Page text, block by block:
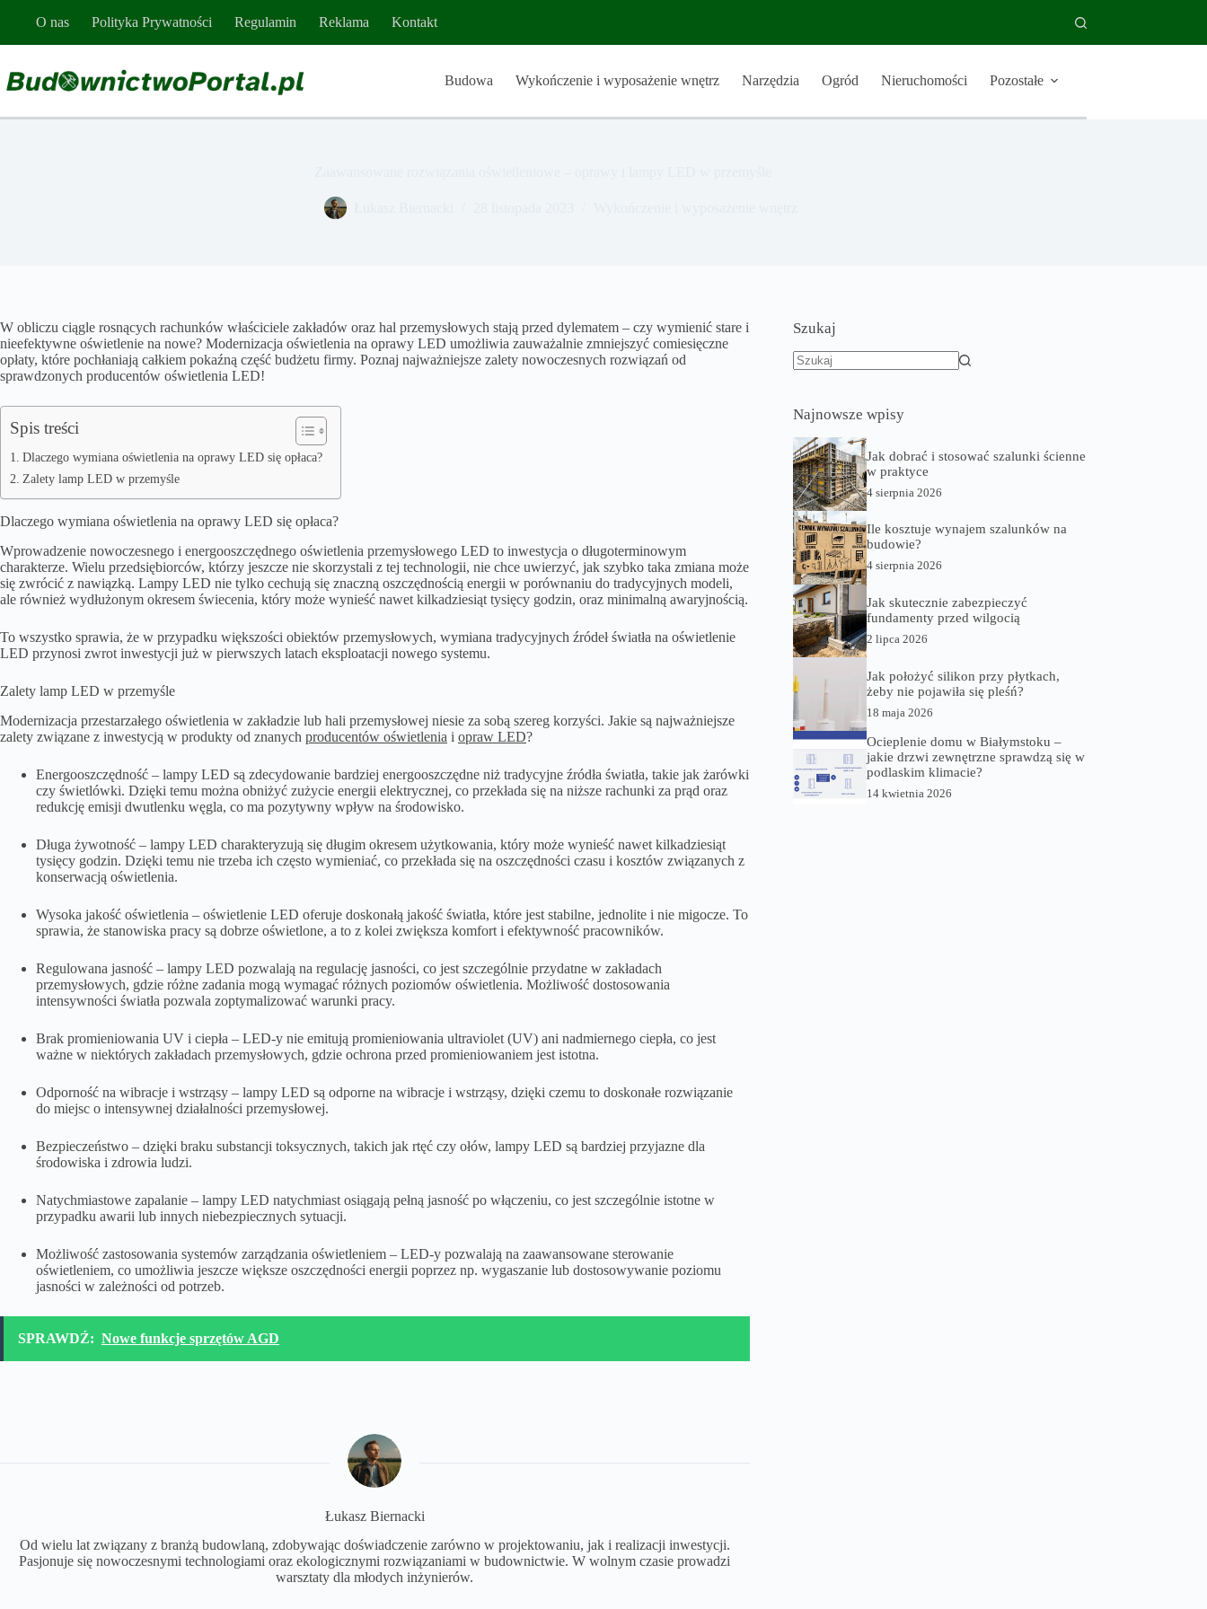
O nas Polityka Prywatności Regulamin Reklama Kontakt
Budowa Wykończenie i wyposażenie wnętrz Narzędzia Ogród Nieruchomości Pozostałe
W obliczu ciągle rosnących rachunków właściciele zakładów oraz hal przemysłowych stają przed dylematem – czy wymienić stare i
nieefektywne oświetlenie na nowe? Modernizacja oświetlenia na oprawy LED umożliwia zauważalnie zmniejszyć comiesięczne
opłaty, które pochłaniają całkiem pokaźną część budżetu firmy. Poznaj najważniejsze zalety nowoczesnych rozwiązań od
sprawdzonych producentów oświetlenia LED!
Spis treści
Dlaczego wymiana oświetlenia na oprawy LED się opłaca?
Zalety lamp LED w przemyśle
Dlaczego wymiana oświetlenia na oprawy LED się opłaca?
Wprowadzenie nowoczesnego i energooszczędnego oświetlenia przemysłowego LED to inwestycja o długoterminowym
charakterze. Wielu przedsiębiorców, którzy jeszcze nie skorzystali z tej technologii, nie chce uwierzyć, jak szybko taka zmiana może
się zwrócić z nawiązką. Lampy LED nie tylko cechują się znaczną oszczędnością energii w porównaniu do tradycyjnych modeli,
ale również wydłużonym okresem świecenia, który może wynieść nawet kilkadziesiąt tysięcy godzin, oraz minimalną awaryjnością.
To wszystko sprawia, że w przypadku większości obiektów przemysłowych, wymiana tradycyjnych źródeł światła na oświetlenie
LED przynosi zwrot inwestycji już w pierwszych latach eksploatacji nowego systemu.
Zalety lamp LED w przemyśle
Modernizacja przestarzałego oświetlenia w zakładzie lub hali przemysłowej niesie za sobą szereg korzyści. Jakie są najważniejsze
zalety związane z inwestycją w produkty od znanych producentów oświetlenia i opraw LED?
Energooszczędność – lampy LED są zdecydowanie bardziej energooszczędne niż tradycyjne źródła światła, takie jak żarówki
czy świetlówki. Dzięki temu można obniżyć zużycie energii elektrycznej, co przekłada się na niższe rachunki za prąd oraz
redukcję emisji dwutlenku węgla, co ma pozytywny wpływ na środowisko.
Długa żywotność – lampy LED charakteryzują się długim okresem użytkowania, który może wynieść nawet kilkadziesiąt
tysięcy godzin. Dzięki temu nie trzeba ich często wymieniać, co przekłada się na oszczędności czasu i kosztów związanych z
konserwacją oświetlenia.
Wysoka jakość oświetlenia – oświetlenie LED oferuje doskonałą jakość światła, które jest stabilne, jednolite i nie migocze. To
sprawia, że stanowiska pracy są dobrze oświetlone, a to z kolei zwiększa komfort i efektywność pracowników.
Regulowana jasność – lampy LED pozwalają na regulację jasności, co jest szczególnie przydatne w zakładach
przemysłowych, gdzie różne zadania mogą wymagać różnych poziomów oświetlenia. Możliwość dostosowania
intensywności światła pozwala zoptymalizować warunki pracy.
Brak promieniowania UV i ciepła – LED-y nie emitują promieniowania ultraviolet (UV) ani nadmiernego ciepła, co jest
ważne w niektórych zakładach przemysłowych, gdzie ochrona przed promieniowaniem jest istotna.
Odporność na wibracje i wstrząsy – lampy LED są odporne na wibracje i wstrząsy, dzięki czemu to doskonałe rozwiązanie
do miejsc o intensywnej działalności przemysłowej.
Bezpieczeństwo – dzięki braku substancji toksycznych, takich jak rtęć czy ołów, lampy LED są bardziej przyjazne dla
środowiska i zdrowia ludzi.
Natychmiastowe zapalanie – lampy LED natychmiast osiągają pełną jasność po włączeniu, co jest szczególnie istotne w
przypadku awarii lub innych niebezpiecznych sytuacji.
Możliwość zastosowania systemów zarządzania oświetleniem – LED-y pozwalają na zaawansowane sterowanie
oświetleniem, co umożliwia jeszcze większe oszczędności energii poprzez np. wygaszanie lub dostosowywanie poziomu
jasności w zależności od potrzeb.
SPRAWDŹ: Nowe funkcje sprzętów AGD
Łukasz Biernacki
Od wielu lat związany z branżą budowlaną, zdobywając doświadczenie zarówno w projektowaniu, jak i realizacji inwestycji.
Pasjonuje się nowoczesnymi technologiami oraz ekologicznymi rozwiązaniami w budownictwie. W wolnym czasie prowadzi
warsztaty dla młodych inżynierów.
Szukaj
Najnowsze wpisy
Jak dobrać i stosować szalunki ścienne
w praktyce
4 sierpnia 2026
Ile kosztuje wynajem szalunków na
budowie?
4 sierpnia 2026
Jak skutecznie zabezpieczyć
fundamenty przed wilgocią
2 lipca 2026
Jak położyć silikon przy płytkach,
żeby nie pojawiła się pleśń?
18 maja 2026
Ocieplenie domu w Białymstoku –
jakie drzwi zewnętrzne sprawdzą się w
podlaskim klimacie?
14 kwietnia 2026